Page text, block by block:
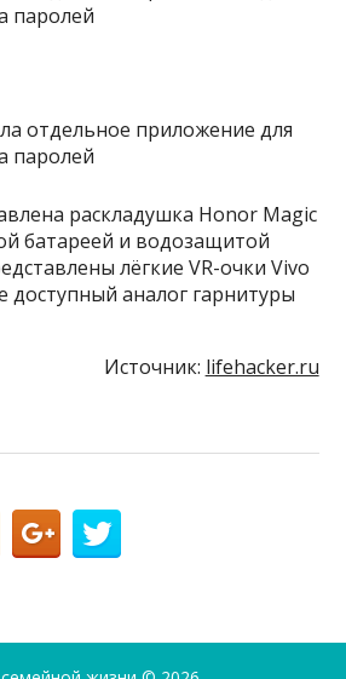
раскладушка Honor Magic
батареей и водозащитой
лёгкие VR-очки Vivo
доступный аналог гарнитуры
Источник: lifehacker.ru